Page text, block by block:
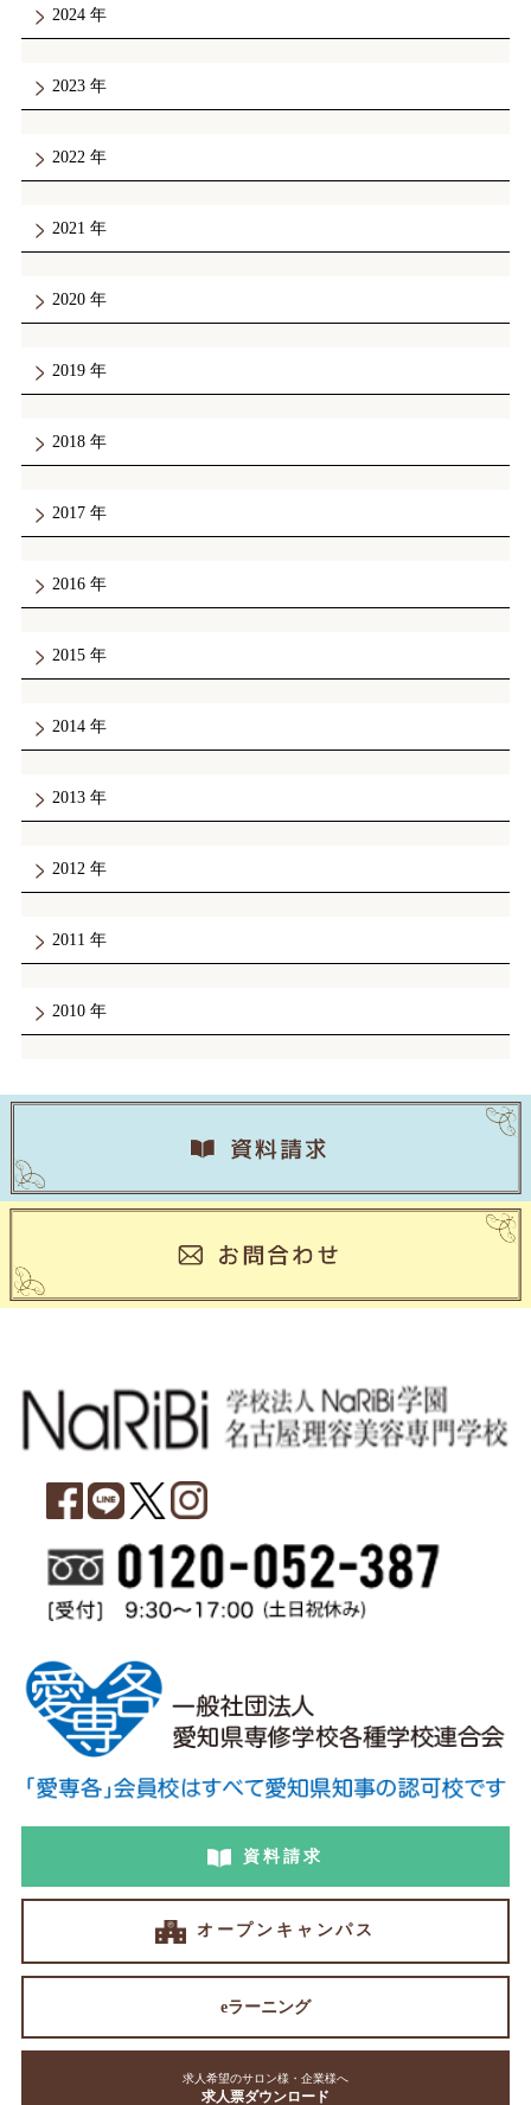
2024
2023
2022
2021
2020
2019
2018
2017
2016
2015
2014
2013
2012
2011
2010
資料請求
オープンキャンパス
eラーニング
求人希望のサロン様・企業様へ
求人票ダウンロード